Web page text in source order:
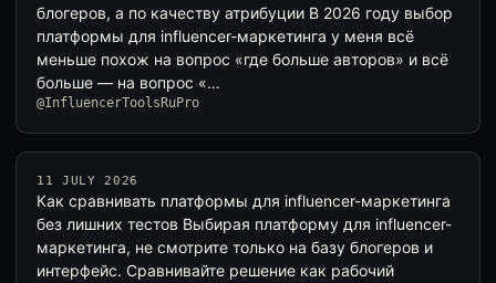
блогеров, а по качеству атрибуции В 2026 году выбор
платформы для influencer-маркетинга у меня всё
меньше похож на вопрос «где больше авторов» и всё
больше — на вопрос «…
@InfluencerToolsRuPro
11 JULY 2026
Как сравнивать платформы для influencer-маркетинга
без лишних тестов Выбирая платформу для influencer-
маркетинга, не смотрите только на базу блогеров и
интерфейс. Сравнивайте решение как рабочий